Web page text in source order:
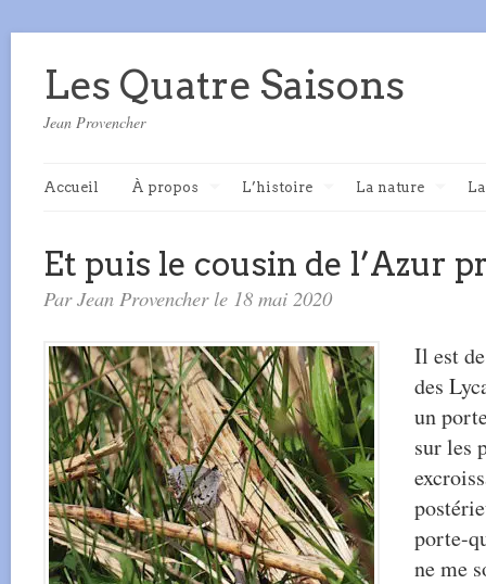
Les Quatre Saisons
Jean Provencher
Accueil À propos L’histoire La nature
Et puis le cousin de l’Azur
Par Jean Provencher le 18 mai 2020
Il est
des
un
sur les
porte-
ne me